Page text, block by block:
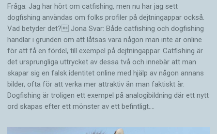
Fråga: Jag har hört om catfishing, men nu har jag sett
dogfishing användas om folks profiler på dejtningappar också.
Vad betyder det? Jona Svar: Både catfishing och dogfishing
handlar i grunden om att låtsas vara någon man inte är online
för att få en fördel, till exempel på dejtningappar. Catfishing är
det ursprungliga uttrycket av dessa två och innebär att man
skapar sig en falsk identitet online med hjälp av någon annans
bilder, ofta för att verka mer attraktiv än man faktiskt är.
Dogfishing är troligen ett exempel på analogibildning där ett nytt
ord skapas efter ett mönster av ett befintligt.…